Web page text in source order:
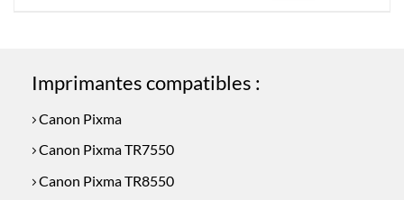
Imprimantes compatibles :
Canon Pixma
Canon Pixma TR7550
Canon Pixma TR8550